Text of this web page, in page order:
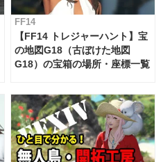
FF14
【FF14 トレジャーハント】宝
の地図G18（古ぼけた地図
G18）の宝箱の場所・座標一覧